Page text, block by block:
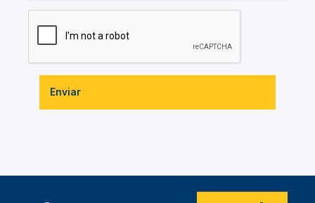
Enviar